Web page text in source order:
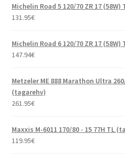
Michelin Road 5 120/70 ZR 17 (58W)
131.95€
Michelin Road 6 120/70 ZR 17 (58W)
147.94€
Metzeler ME 888 Marathon Ultra
(tagarehv)
261.95€
Maxxis M-6011 170/80 - 15 77H TL
119.95€